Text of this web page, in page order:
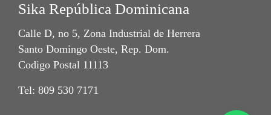
Sika República Dominicana
Calle D, no 5, Zona Industrial de Herrera
Santo Domingo Oeste, Rep. Dom.
Codigo Postal 11113
Tel: 809 530 7171